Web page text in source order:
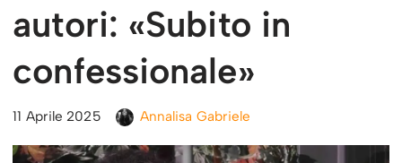
autori: «Subito in
confessionale»
11 Aprile 2025 Annalisa Gabriele